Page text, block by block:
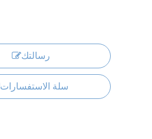
رسالتك
سلة الاستفسارات